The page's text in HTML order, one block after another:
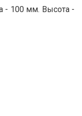
- 100 мм. Высота -